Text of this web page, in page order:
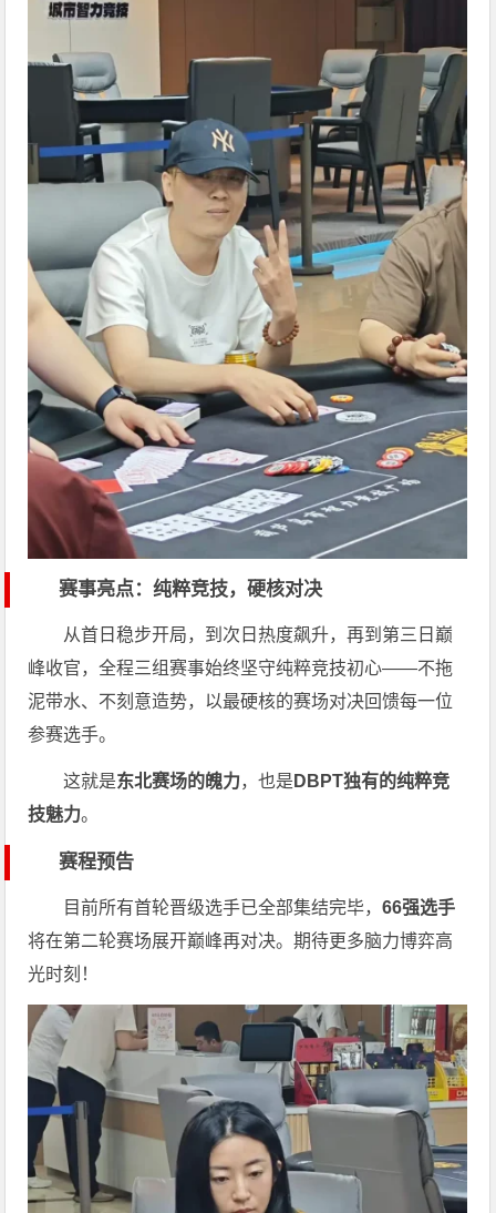
赛事亮点：纯粹竞技，硬核对决
从首日稳步开局，到次日热度飙升，再到第三日巅
峰收官，全程三组赛事始终坚守纯粹竞技初心——不拖
泥带水、不刻意造势，以最硬核的赛场对决回馈每一位
参赛选手。
这就是东北赛场的魄力，也是 DBPT独有的纯粹竞
技魅力。
赛程预告
目前所有首轮晋级选手已全部集结完毕，66强选手
将在第二轮赛场展开巅峰再对决。期待更多脑力博弈高
光时刻！